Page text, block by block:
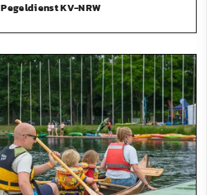
Pegeldienst KV-NRW